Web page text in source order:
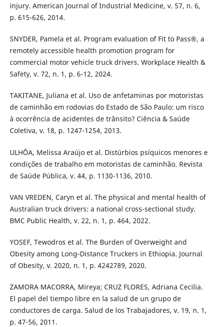
injury. American Journal of Industrial Medicine, v. 57, n. 6,
p. 615-626, 2014.
SNYDER, Pamela et al. Program evaluation of Fit to Pass®, a
remotely accessible health promotion program for
commercial motor vehicle truck drivers. Workplace Health &
Safety, v. 72, n. 1, p. 6-12, 2024.
TAKITANE, Juliana et al. Uso de anfetaminas por motoristas
de caminhão em rodovias do Estado de São Paulo: um risco
à ocorrência de acidentes de trânsito? Ciência & Saúde
Coletiva, v. 18, p. 1247-1254, 2013.
ULHÔA, Melissa Araújo et al. Distúrbios psíquicos menores e
condições de trabalho em motoristas de caminhão. Revista
de Saúde Pública, v. 44, p. 1130-1136, 2010.
VAN VREDEN, Caryn et al. The physical and mental health of
Australian truck drivers: a national cross-sectional study.
BMC Public Health, v. 22, n. 1, p. 464, 2022.
YOSEF, Tewodros et al. The Burden of Overweight and
Obesity among Long‐Distance Truckers in Ethiopia. Journal
of Obesity, v. 2020, n. 1, p. 4242789, 2020.
ZAMORA MACORRA, Mireya; CRUZ FLORES, Adriana Cecilia.
El papel del tiempo libre en la salud de un grupo de
conductores de carga. Salud de los Trabajadores, v. 19, n. 1,
p. 47-56, 2011.